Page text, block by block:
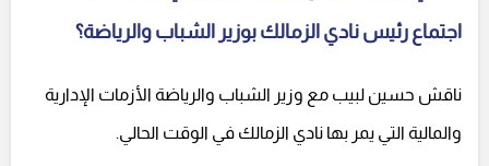
اجتماع رئيس نادي الزمالك بوزير الشباب والرياضة؟
ناقش حسين لبيب مع وزير الشباب والرياضة الأزمات الإدارية
والمالية التي يمر بها نادي الزمالك في الوقت الحالي.